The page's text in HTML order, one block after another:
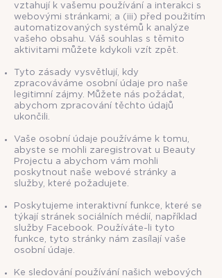
vztahují k vašemu používání a interakci s
webovými stránkami; a (iii) před použitím
automatizovaných systémů k analýze
vašeho obsahu. Váš souhlas s těmito
aktivitami můžete kdykoli vzít zpět.
Tyto zásady vysvětlují, kdy
zpracováváme osobní údaje pro naše
legitimní zájmy. Můžete nás požádat,
abychom zpracování těchto údajů
ukončili.
Vaše osobní údaje používáme k tomu,
abyste se mohli zaregistrovat u Beauty
Projectu a abychom vám mohli
poskytnout naše webové stránky a
služby, které požadujete.
Poskytujeme interaktivní funkce, které se
týkají stránek sociálních médií, například
služby Facebook. Používáte-li tyto
funkce, tyto stránky nám zasílají vaše
osobní údaje.
Ke sledování používání našich webových